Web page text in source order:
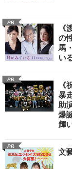
PR
《
の
馬
い
PR
《
暴
助
爆
輝
PR
文